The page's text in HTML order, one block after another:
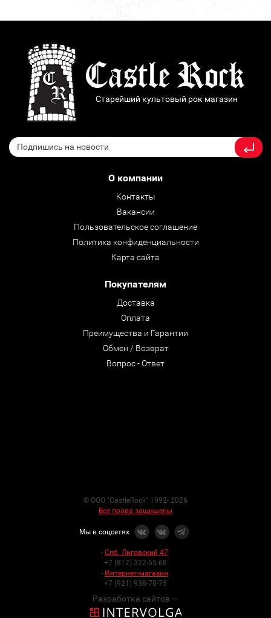
Старейший культовый рок магазин
О компании
Контакты
Вакансии
Пользовательское соглашение
Политика конфиденциальности
Карта сайта
Покупателям
Доставка
Оплата
Преимущества и Гарантии
Обмен / Возврат
Вопрос - Ответ
© ООО "CastleRock" 1992- 2026
Все права защищены
Мы в соцсетях
- Спб. Лиговский 47:
+7 (812) 322-65-68
- Интернет-магазин:
+7 (921) 938-78-75
Разработка сайтов —